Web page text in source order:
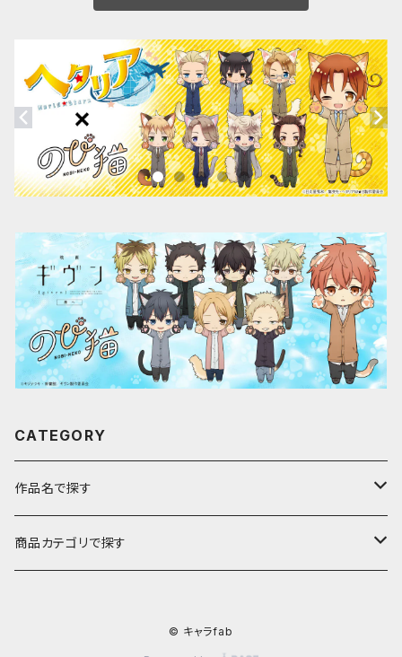
CATEGORY
作品名で探す
ア行
商品カテゴリで探す
© キャラfab